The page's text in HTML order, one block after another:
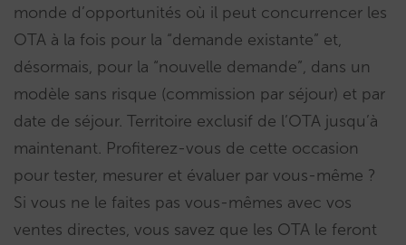
monde d’opportunités où il peut concurrencer les
OTA à la fois pour la “demande existante” et,
désormais, pour la “nouvelle demande”, dans un
modèle sans risque (commission par séjour) et par
date de séjour. Territoire exclusif de l’OTA jusqu’à
maintenant. Profiterez-vous de cette occasion
pour tester, mesurer et évaluer par vous-même ?
Si vous ne le faites pas vous-mêmes avec vos
ventes directes, vous savez que les OTA le feront